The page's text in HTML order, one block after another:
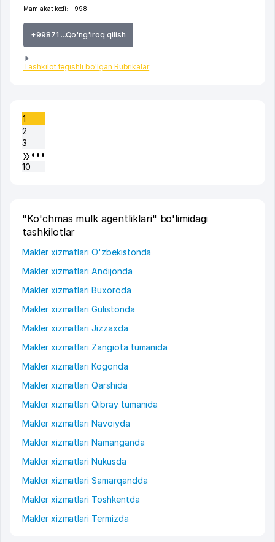
Mamlakat kodi: +998
+99871 ...Qo'ng'iroq qilish
Tashkilot tegishli bo'lgan Rubrikalar
1
2
3
•••
10
"Ko'chmas mulk agentliklari" bo'limidagi
tashkilotlar
Makler xizmatlari O'zbekistonda
Makler xizmatlari Andijonda
Makler xizmatlari Buxoroda
Makler xizmatlari Gulistonda
Makler xizmatlari Jizzaxda
Makler xizmatlari Zangiota tumanida
Makler xizmatlari Kogonda
Makler xizmatlari Qarshida
Makler xizmatlari Qibray tumanida
Makler xizmatlari Navoiyda
Makler xizmatlari Namanganda
Makler xizmatlari Nukusda
Makler xizmatlari Samarqandda
Makler xizmatlari Toshkentda
Makler xizmatlari Termizda